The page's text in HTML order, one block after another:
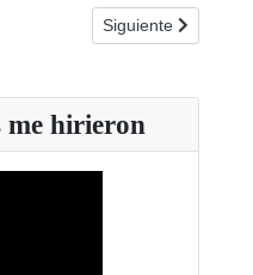
en la 53 Convivencia de
Artículo siguiente:
Siguiente
me hirieron